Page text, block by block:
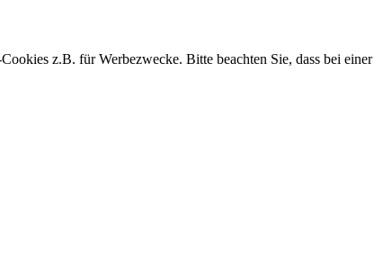
z.B. für Werbezwecke. Bitte beachten Sie, dass bei einer